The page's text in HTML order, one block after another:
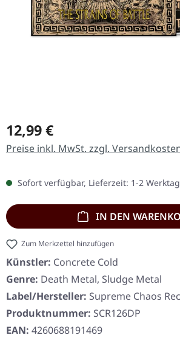
Regulärer Preis:
12,99 €
Preise inkl. MwSt. zzgl.
Sofort verfügbar, Lieferzeit: 1-2
IN DEN
Zum Merkzettel hinzufügen
Künstler: Concrete Cold
Genre: Death Metal, Sludge Metal
Label/Hersteller: Supreme Chaos
Produktnummer: SCR126DP
EAN: 4260688191469